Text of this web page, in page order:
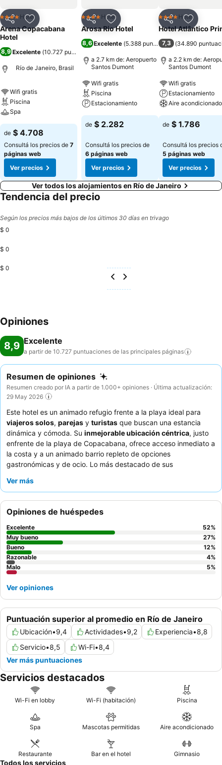
bebidas.
CompartirAñadir a favoritos
4 EstrellasHotel
Arena Copacabana
Hotel
8,9 Excelente (10.727 puntuaciones
Río de Janeiro, Brasil
Wifi gratis
Piscina
Spa
de $ 4.708
Consultá los precios de 7
páginas web
Ver precios
CompartirAñadir a favoritos
4 EstrellasHotel
Arosa Rio Hotel
8,6 Excelente (5.388 puntuaciones)
a 2.7 km de: Aeropuerto
Santos Dumont
Wifi gratis
Piscina
Estacionamiento
de $ 2.282
Consultá los precios de
6 páginas web
Ver precios
CompartirAñadir
4 EstrellasHotel
Hotel Atlântico
7,3 (34.890
a 2.2 km de:
Santos Dumont
Wifi gratis
Estacionamiento
Aire acondicionado
de $ 1.786
Consultá los precios
5 páginas web
Ver precios
Ver todos los alojamientos en Río de Janeiro
Tendencia del precio
Según los precios más bajos de los últimos 30 días en trivago
$ 0
$ 0
$ 0
Opiniones
8,9 Excelente
a partir de 10.727 puntuaciones de las principales páginas
Resumen de opiniones
Resumen creado por IA a partir de 1.000+ opiniones · Última actualización:
29 May 2026
Este hotel es un animado refugio frente a la playa ideal para
viajeros solos, parejas y turistas que buscan una estancia
dinámica y cómoda. Su inmejorable ubicación céntrica, justo
enfrente de la playa de Copacabana, ofrece acceso inmediato a
la costa y a un animado barrio repleto de opciones
gastronómicas y de ocio. Lo más destacado de sus
vistas impresionantes y un ambiente relajante. Los huéspedes
delicioso desayuno bufé
experiencia, elige las habitaciones con
sumérgete por completo en el animado entorno.
Ver más
Puntuación superior al promedio en Río de Janeiro
Ubicación•9,4 Actividades•9,2 Experiencia•8,8
Servicio•8,5 Wi-Fi•8,4
Ver más puntuaciones
Opiniones de huéspedes
Excelente 52%
Muy bueno
27%
Bueno
12%
Razonable
4%
Malo
5%
Ver opiniones
Servicios destacados
Wi-Fi en lobby Wi-Fi (habitación) Piscina
Spa Mascotas permitidas Aire acondicionado
Restaurante Bar en el hotel Gimnasio
Todos los servicios